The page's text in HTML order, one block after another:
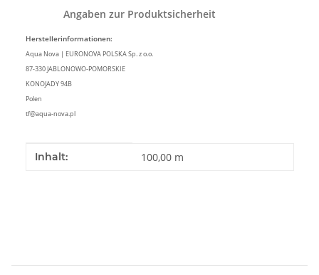
Angaben zur Produktsicherheit
Herstellerinformationen:
Aqua Nova | EURONOVA POLSKA Sp. z o.o.
87-330 JABLONOWO-POMORSKIE
KONOJADY 94B
Polen
tf@aqua-nova.pl
Produkteigenschaft
Wert
Inhalt: 100,00 m